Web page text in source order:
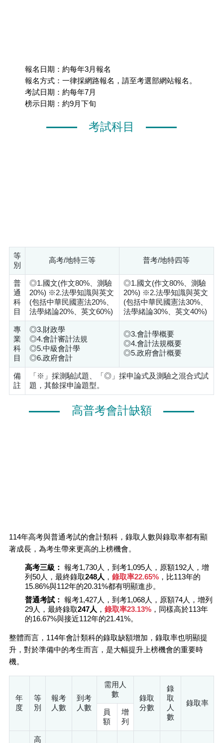
報名日期：約每年3月報名
報名方式：一律採網路報名，請至考選部網站報名。
考試日期：約每年7月
榜示日期：約9月下旬
考試科目
等
別
高考/地特三等 普考/地特四等
普
通
科
目
◎1.國文(作文80%、測驗
20%) ※2.法學知識與英文
(包括中華民國憲法20%、
法學緒論20%、英文60%)
◎1.國文(作文80%、測驗
20%) ※2.法學知識與英文
(包括中華民國憲法30%、
法學緒論30%、英文40%)
專
業
科
目
◎3.財政學
◎4.會計審計法規
◎5.中級會計學
◎6.政府會計
◎3.會計學概要
◎4.會計法規概要
◎5.政府會計概要
備
註
「※」採測驗試題、「◎」採申論式及測驗之混合式試
題，其餘採申論題型。
高普考會計缺額
114年高考與普通考試的會計類科，錄取人數與錄取率都有顯
著成長，為考生帶來更高的上榜機會。
高考三級： 報考1,730人，到考1,095人，原額192人，增
列50人，最終錄取248人 ， 錄取率22.65%，比113年的
15.86%與112年的20.31%都有明顯進步。
普通考試： 報考1,427人，到考1,068人，原額74人，增列
29人，最終錄取247人 ， 錄取率23.13%，同樣高於113年
的16.67%與接近112年的21.41%。
整體而言，114年會計類科的錄取缺額增加，錄取率也明顯提
升，對於準備中的考生而言，是大幅提升上榜機會的重要時
機。
年
度
等
別
報考
人數
到考
人數
需用人
數
錄取
分數
錄
取
人
數
錄取率
員
額
增
列
高